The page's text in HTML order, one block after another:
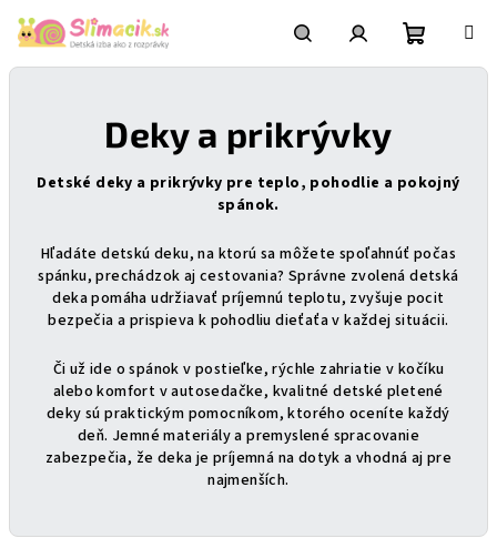
obsah
HľadaťPrihlásenie
Deky a prikrývky
Detské deky a prikrývky pre teplo, pohodlie a pokojný
spánok.
Hľadáte detskú deku, na ktorú sa môžete spoľahnúť počas
spánku, prechádzok aj cestovania? Správne zvolená detská
deka pomáha udržiavať príjemnú teplotu, zvyšuje pocit
bezpečia a prispieva k pohodliu dieťaťa v každej situácii.
Či už ide o spánok v postieľke, rýchle zahriatie v kočíku
alebo komfort v autosedačke, kvalitné detské pletené
deky sú praktickým pomocníkom, ktorého oceníte každý
deň. Jemné materiály a premyslené spracovanie
zabezpečia, že deka je príjemná na dotyk a vhodná aj pre
najmenších.